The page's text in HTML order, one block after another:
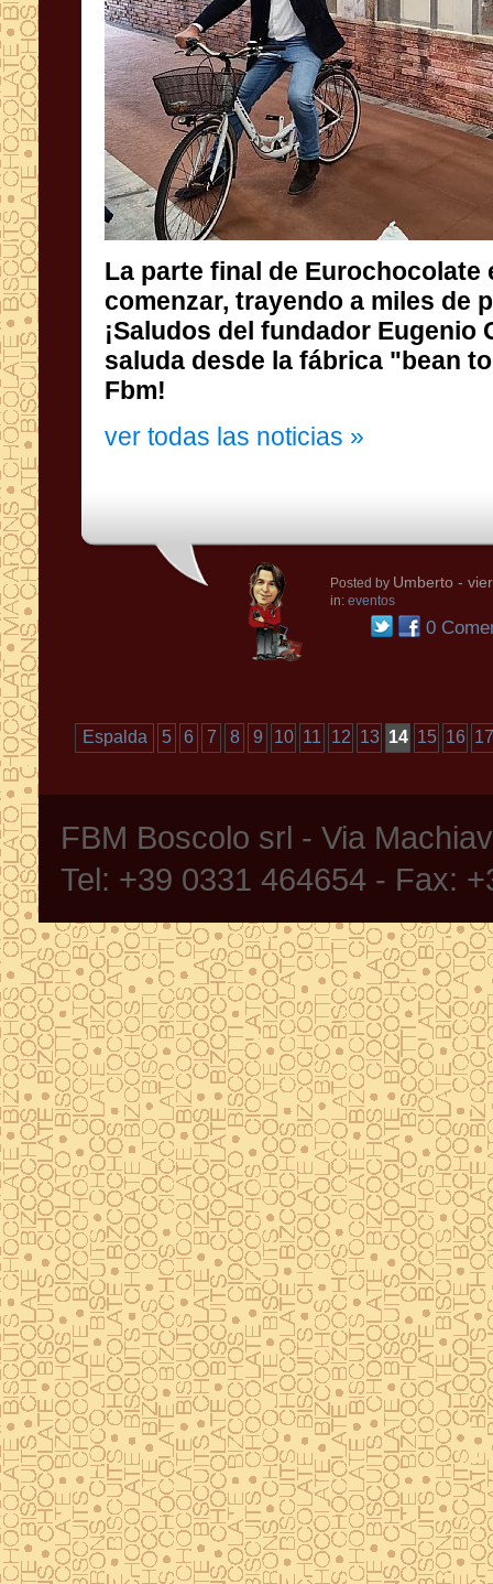
La parte final de Eurochocolate
comenzar, trayendo a miles de
¡Saludos del fundador Eugenio
saluda desde la fábrica "bean to
Fbm!
ver todas las noticias »
Posted by Umberto -
in: eventos
0
Espalda 5 6 7 8 9 10 11 12 13 14 15 16 17
FBM Boscolo srl - Via
Tel: +39 0331 464654 - Fax: